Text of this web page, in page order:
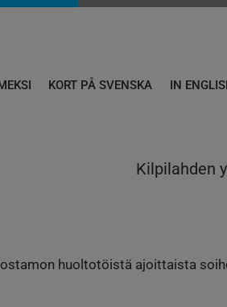
KORT PÅ SVENSKA IN
Kilpilahden
huoltotöistä ajoittaista